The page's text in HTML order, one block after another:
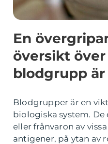
En
översikt
blodgrupp är
Blodgrupper är en
biologiska system. De
eller frånvaron av
antigener, på ytan av